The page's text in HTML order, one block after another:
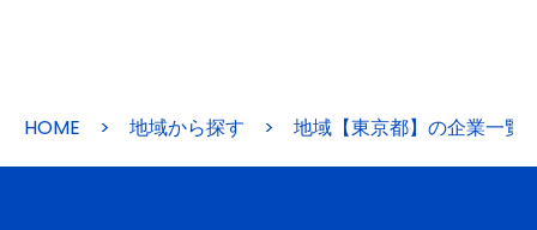
HOME > 地域から探す > 地域【東京都】の企業一覧